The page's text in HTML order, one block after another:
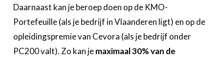
Daarnaast kan je beroep doen op de KMO-
Portefeuille (als je bedrijf in Vlaanderen ligt) en op de
opleidingspremie van Cevora (als je bedrijf onder
PC200 valt). Zo kan jemaximaal 30% van de